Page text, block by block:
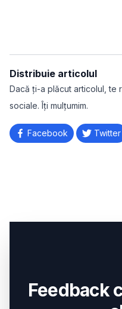
Distribuie articolul
Dacă ți-a plăcut articolul, te
sociale. Îți mulțumim.
Facebook Twitter
Feedback